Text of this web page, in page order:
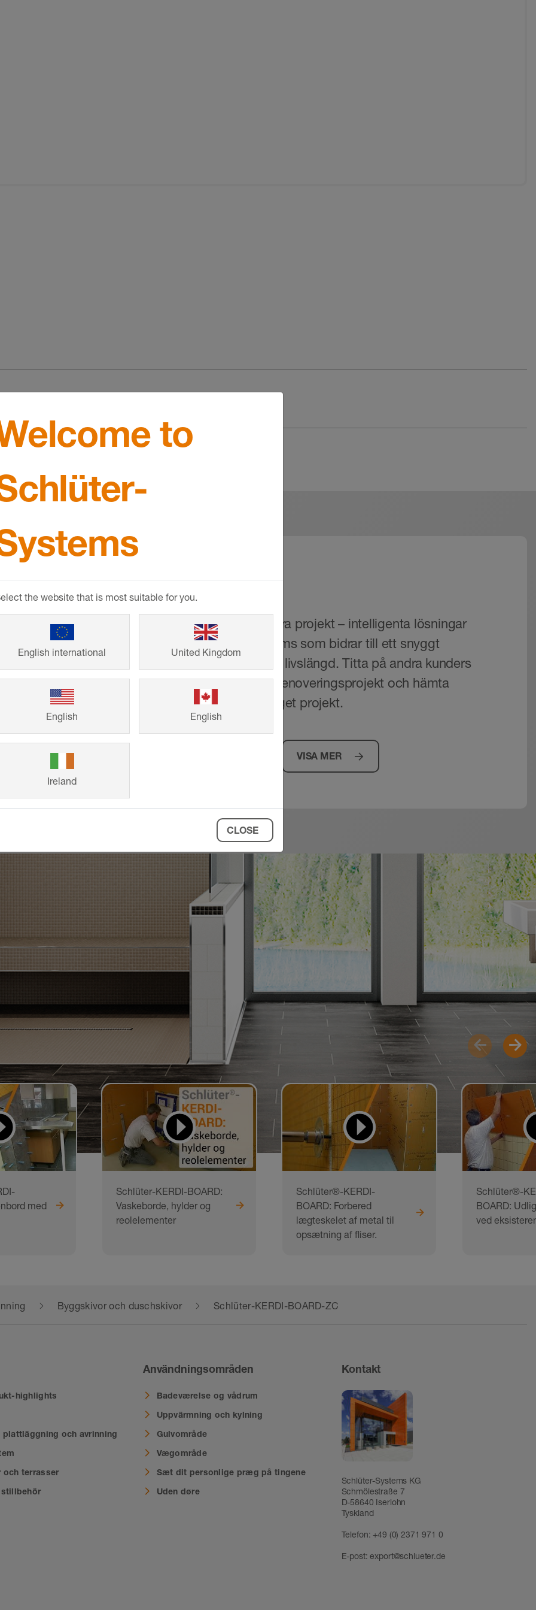
Referenser
Från småhus till stora projekt – intelligenta lösningar
från Schlüter-Systems som bidrar till ett snyggt
formspråk och lång livslängd. Titta på andra kunders
färdiga bygg- och renoveringsprojekt och hämta
inspiration till ditt eget projekt.
VISA MER
med
Schlüter-KERDI-BOARD:
Vaskeborde, hylder og
reolelementer
Schlüter®-KERDI-
BOARD: Forbered
lægteskelet af metal til
opsætning af fliser.
Schlüter®-
BOARD:
ved
Byggskivor och duschskivor Schlüter-KERDI-BOARD-ZC
highlights
plattläggning och avrinning
och terrasser
Användningsområden
Badeværelse og vådrum
Uppvärmning och kylning
Gulvområde
Vægområde
Sæt dit personlige præg på tingene
Uden døre
Kontakt
Schlüter-Systems KG
Schmölestraße 7
D-58640 Iserlohn
Tyskland
Telefon:+49 (0) 2371 971 0
E-post:export@schlueter.de
to
the website that is most suitable for you.
English international United Kingdom
English English
Ireland
CLOSE